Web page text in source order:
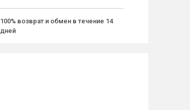
100% возврат и обмен в течение 14
дней